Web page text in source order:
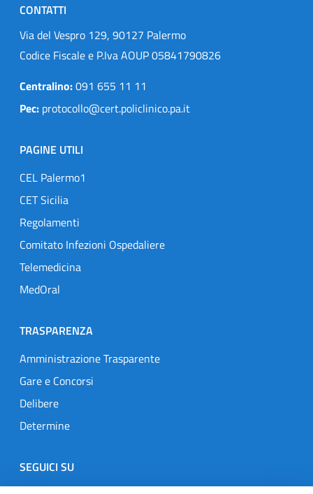
CONTATTI
Via del Vespro 129, 90127 Palermo
Codice Fiscale e P.Iva AOUP 05841790826
Centralino:091 655 11 11
Pec: protocollo@cert.policlinico.pa.it
PAGINE UTILI
CEL Palermo1
CET Sicilia
Regolamenti
Comitato Infezioni Ospedaliere
Telemedicina
MedOral
TRASPARENZA
Amministrazione Trasparente
Gare e Concorsi
Delibere
Determine
SEGUICI SU